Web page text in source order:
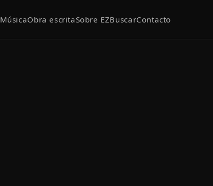
MúsicaObra escritaSobre EZBuscarContacto